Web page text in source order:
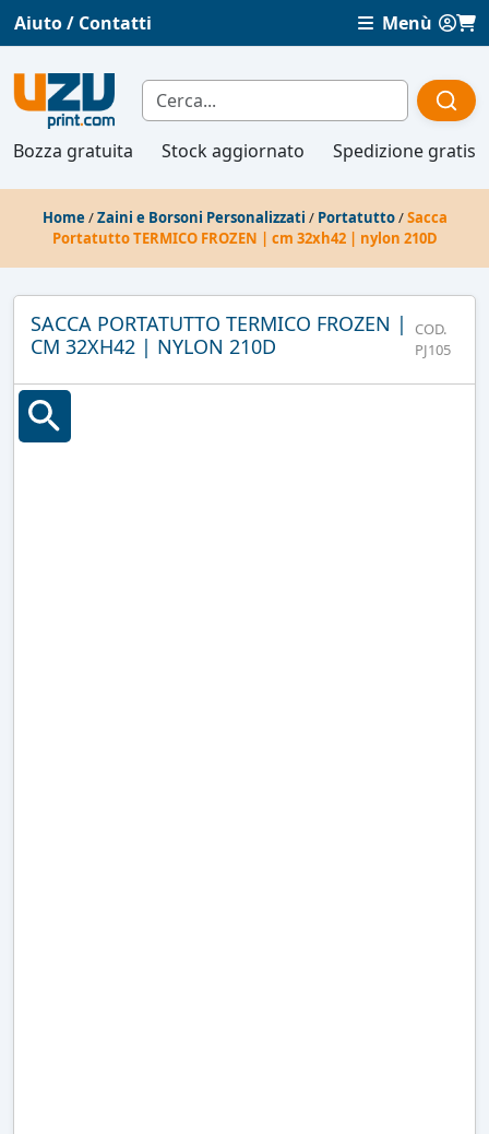
Aiuto / Contatti Menù
Bozza gratuita Stock aggiornato Spedizione gratis
Home /Zaini e Borsoni Personalizzati / Portatutto/Sacca
Portatutto TERMICO FROZEN | cm 32xh42 | nylon 210D
SACCA PORTATUTTO TERMICO FROZEN |
CM 32XH42 | NYLON 210D
COD.
PJ105